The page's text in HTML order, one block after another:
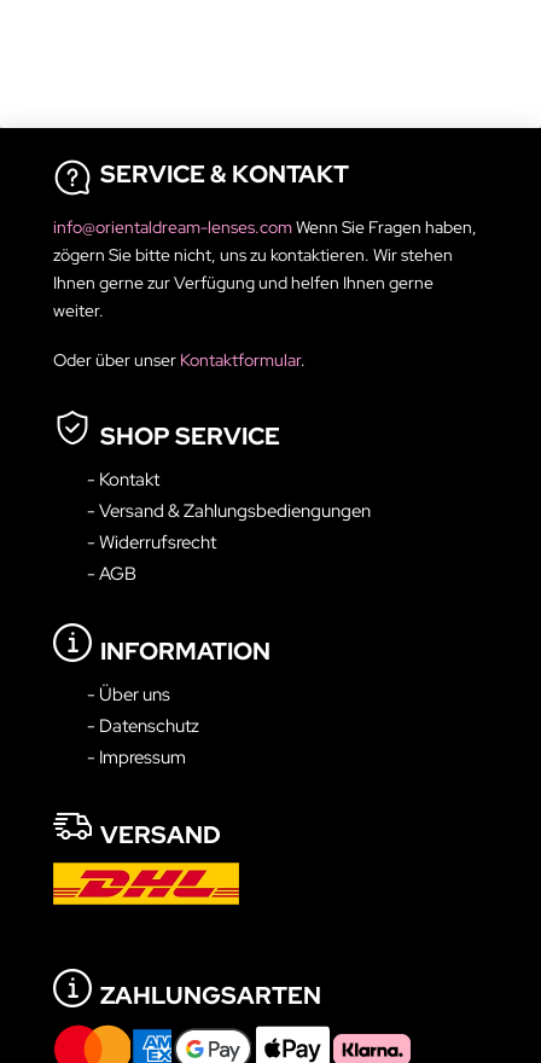
SERVICE & KONTAKT
info@orientaldream-lenses.comWenn Sie Fragen haben,
zögern Sie bitte nicht, uns zu kontaktieren. Wir stehen
Ihnen gerne zur Verfügung und helfen Ihnen gerne
weiter.
Oder über unser Kontaktformular.
SHOP SERVICE
- Kontakt
- Versand & Zahlungsbediengungen
- Widerrufsrecht
- AGB
INFORMATION
- Über uns
- Datenschutz
- Impressum
VERSAND
ZAHLUNGSARTEN